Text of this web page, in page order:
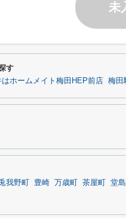
未
す
ホームメイト梅田HEP前店 梅田
我野町 豊崎 万歳町 茶屋町 堂島